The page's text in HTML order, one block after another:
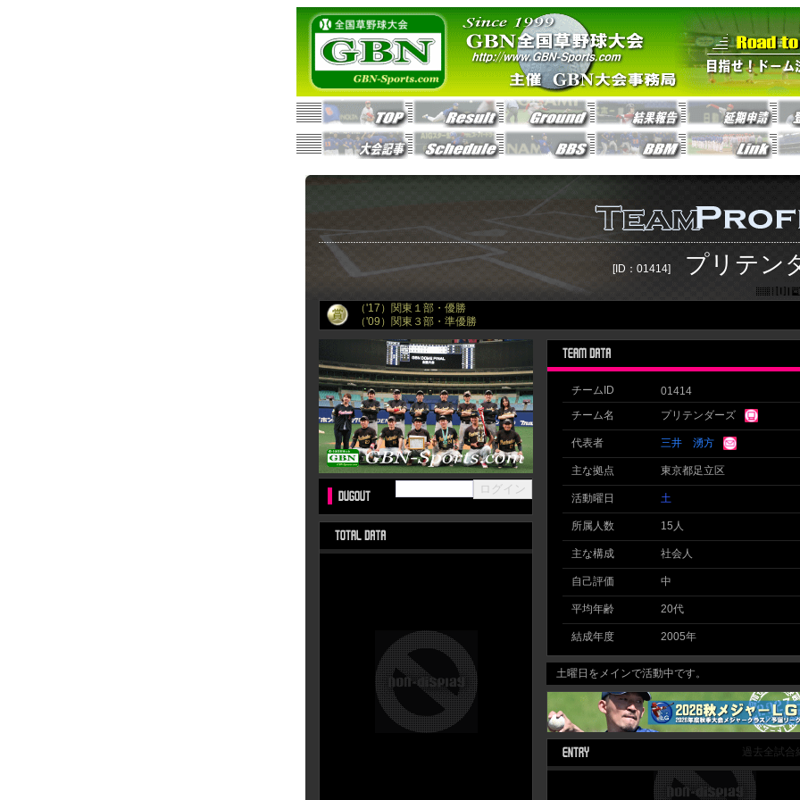
[ID：01414] プリテン
（'17）関東１部・優勝
（'09）関東３部・準優勝
チームID 01414
チーム名 プリテンダーズ
代表者 三井 湧方
主な拠点 東京都足立区
活動曜日 土
所属人数 15人
主な構成 社会人
自己評価 中
平均年齢 20代
結成年度 2005年
土曜日をメインで活動中です。
過去全試合